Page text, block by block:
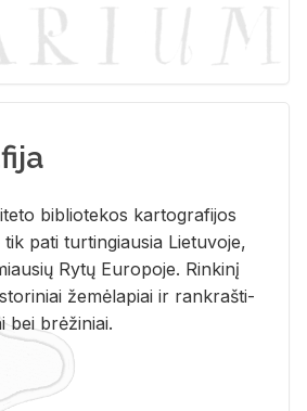
bi­b­lio­te­kos kar­to­gra­fi­jos
pati tur­tin­giau­sia Lie­tu­vo­je,
Rytų Eu­ro­po­je. Rin­ki­nį
že­mė­la­piai ir rank­raš­ti­
bei brė­ži­niai.